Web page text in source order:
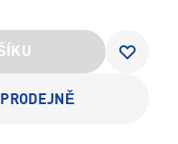
PRODEJNĚ